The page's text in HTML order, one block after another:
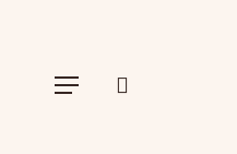
content
išči
Menu